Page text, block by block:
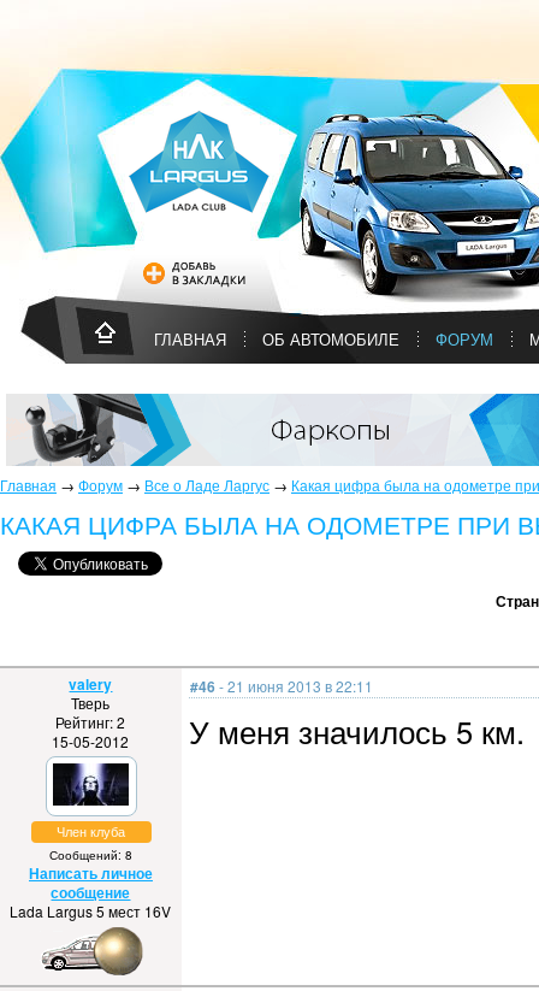
ГЛАВНАЯ ОБ АВТОМОБИЛЕ ФОРУМ
Главная → Форум → Все о Ладе Ларгус → Какая цифра была на одометре
КАКАЯ ЦИФРА БЫЛА НА ОДОМЕТРЕ ПРИ
valery
Тверь
Рейтинг: 2
15-05-2012
Член клуба
Сообщений: 8
Написать личное
сообщение
Lada Largus 5 мест 16V
#46- 21 июня 2013 в 22:11
У меня значилось 5 км.